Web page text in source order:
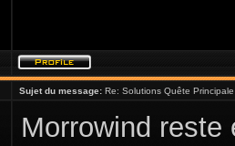
Sujet du message: Re: Solutions Quête
Morrowind reste